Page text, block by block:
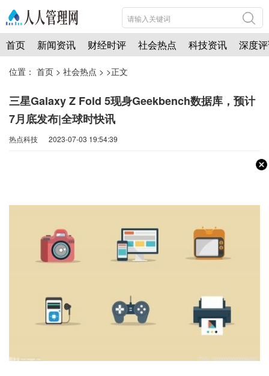
首页 新闻资讯 财经时评 社会热点 科技资讯 深度
位置： 首页 > 社会热点 > >正文
三星Galaxy Z Fold 5现身Geekbench数据库，预计
7月底发布|全球时快讯
热点科技 2023-07-03 19:54:39